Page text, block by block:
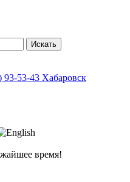
Искать
93-53-43 Хабаровск
время!